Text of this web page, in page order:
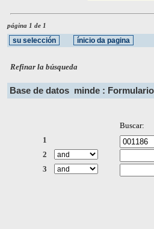
página 1 de 1
Refinar la búsqueda
Base de datos minde :
Buscar:
1
2
3